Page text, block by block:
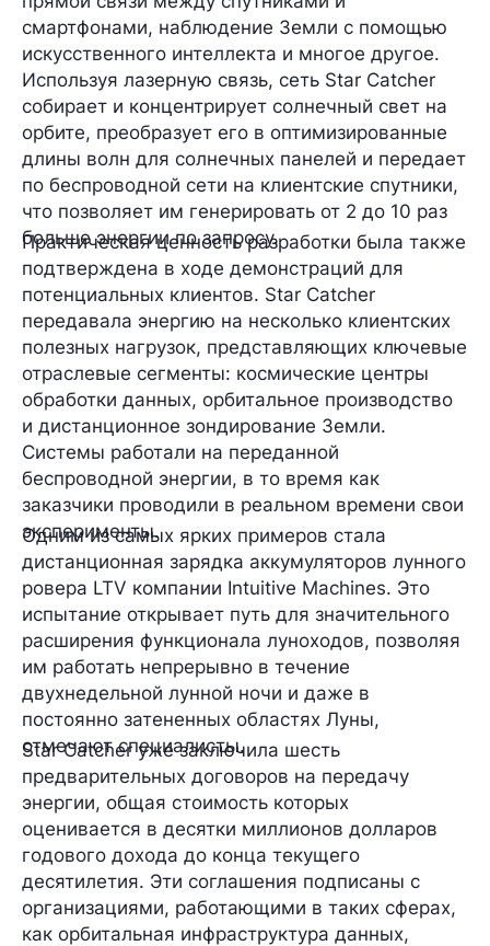
смартфонами, наблюдение Земли с помощью
искусственного интеллекта и многое другое.
Используя лазерную связь, сеть Star Catcher
собирает и концентрирует солнечный свет на
орбите, преобразует его в оптимизированные
длины волн для солнечных панелей и передает
по беспроводной сети на клиентские спутники,
что позволяет им генерировать от 2 до 10 раз
больше энергии по запросу.
Практическая ценность разработки была также
подтверждена в ходе демонстраций для
потенциальных клиентов. Star Catcher
передавала энергию на несколько клиентских
полезных нагрузок, представляющих ключевые
отраслевые сегменты: космические центры
обработки данных, орбитальное производство
и дистанционное зондирование Земли.
Системы работали на переданной
беспроводной энергии, в то время как
заказчики проводили в реальном времени свои
эксперименты.
Одним из самых ярких примеров стала
дистанционная зарядка аккумуляторов лунного
ровера LTV компании Intuitive Machines. Это
испытание открывает путь для значительного
расширения функционала луноходов, позволяя
им работать непрерывно в течение
двухнедельной лунной ночи и даже в
постоянно затененных областях Луны,
отмечают специалисты.
Star Catcher уже заключила шесть
предварительных договоров на передачу
энергии, общая стоимость которых
оценивается в десятки миллионов долларов
годового дохода до конца текущего
десятилетия. Эти соглашения подписаны с
организациями, работающими в таких сферах,
как орбитальная инфраструктура данных,